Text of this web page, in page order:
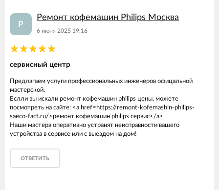
Р
Ремонт кофемашин Philips Москва
6 июня 2025 19:16
сервисный центр
Предлагаем услуги профессиональных инженеров офицальной
мастерской.
Еслли вы искали ремонт кофемашин philips цены, можете
посмотреть на сайте: <a href=https://remont-kofemashin-philips-
saeco-fact.ru/>ремонт кофемашин philips сервис</a>
Наши мастера оперативно устранят неисправности вашего
устройства в сервисе или с выездом на дом!
ОТВЕТИТЬ